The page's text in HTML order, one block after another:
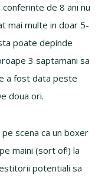
de 8 ani nu
mai multe in doar 5-
poate depinde
3 saptamani sa
a fost data peste
doua ori.
scena ca un boxer
maini (sort of!) la
potentiali sa